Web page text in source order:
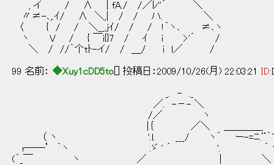
, イ / ∧ | fA./ /／ﾚ''´ ＼
〃≠-､,.ｲ/ ∧ ＼,| / / ハ. ＼
〈 { / / ＼__,jｲ/ / / !｀ヽ､ ≠､ヽ
ヽ V / { ￣i{}7 / ｲ i >'´ /
＼ / //｀个tﾄ-イ/ / ＿/ i l／ /
99 名前： ◆Xuy1cDD5to [] 投稿日：2009/10/26(月) 22:03:21 ID:
_. - ._
／. -－- ＼ l ｀i
/／ ヽ } ´￣ ´
|｛ ／＼ ＿＿＿＿
（ ヽ '.l. ___/ ヽ´ ー-=ﾆ.¨｀
r──’ ｀ヽ .ゞ ' ´ '. ｀丶
(´_￣ ヽ ／ | ＼